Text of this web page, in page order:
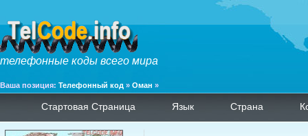
телефонные коды всего мира
Ваша позиция: Телефонный код » Оман »
Стартовая Страница Язык Страна